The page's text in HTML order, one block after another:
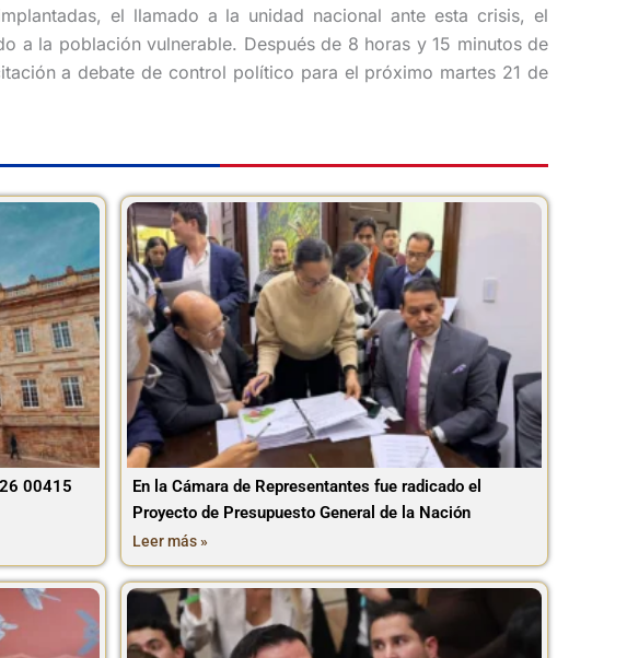
el llamado a la unidad nacional ante esta crisis, el
a la población vulnerable. Después de 8 horas y 15 minutos de
a debate de control político para el próximo martes 21 de
00415
En la Cámara de Representantes fue radicado el
Proyecto de Presupuesto General de la Nación
Leer más »